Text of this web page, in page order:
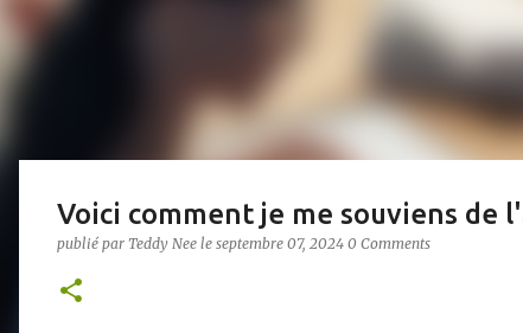
Voici comment je me souviens de
publié par Teddy Nee le septembre 07, 2024 0 Comments